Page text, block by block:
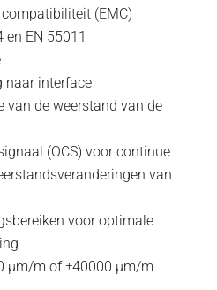
(EMC)
en EN 55011
naar interface
van de weerstand van de
(OCS) voor continue
van
voor optimale
µm/m of ±40000 µm/m